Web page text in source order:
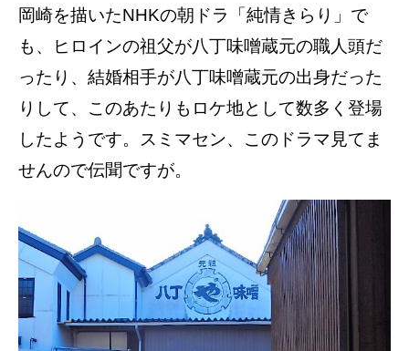
岡崎を描いたNHKの朝ドラ「純情きらり」で
も、ヒロインの祖父が八丁味噌蔵元の職人頭だ
ったり、結婚相手が八丁味噌蔵元の出身だった
りして、このあたりもロケ地として数多く登場
したようです。スミマセン、このドラマ見てま
せんので伝聞ですが。